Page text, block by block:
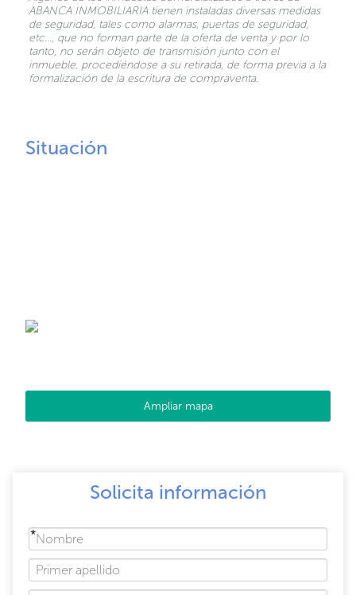
ABANCA INMOBILIARIA tienen instaladas diversas medidas
de seguridad, tales como alarmas, puertas de seguridad,
etc…, que no forman parte de la oferta de venta y por lo
tanto, no serán objeto de transmisión junto con el
inmueble, procediéndose a su retirada, de forma previa a la
formalización de la escritura de compraventa.
Situación
Ampliar mapa
Solicita información